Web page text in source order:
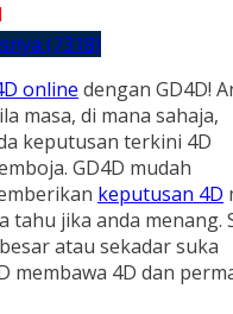
(7318)
online dengan GD4D!
masa, di mana sahaja,
keputusan terkini 4D
GD4D mudah
keputusan 4D
tahu jika anda menang.
atau sekadar suka
membawa 4D dan